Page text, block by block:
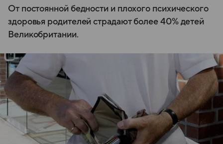
От постоянной бедности и плохого психического
здоровья родителей страдают более 40% детей
Великобритании.